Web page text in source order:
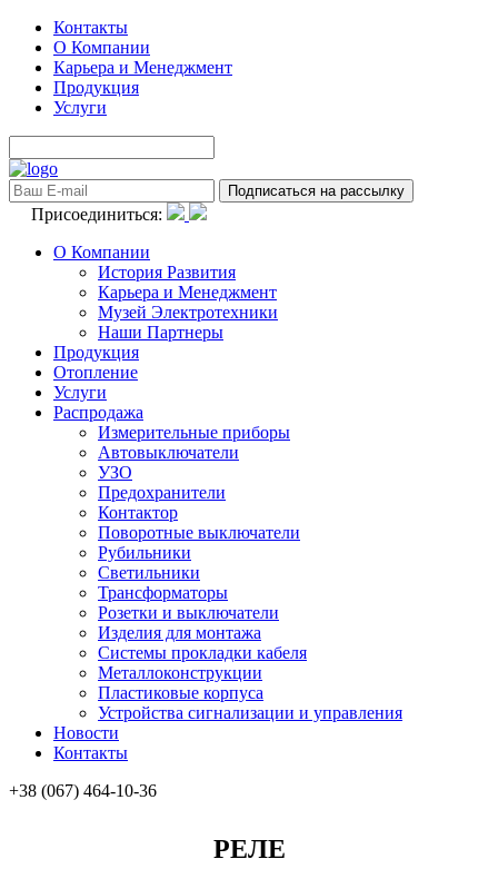
Контакты
О Компании
Карьера и Менеджмент
Продукция
Услуги
Присоединиться:
О Компании
История Развития
Карьера и Менеджмент
Музей Электротехники
Наши Партнеры
Продукция
Отопление
Услуги
Распродажа
Измерительные приборы
Автовыключатели
УЗО
Предохранители
Контактор
Поворотные выключатели
Рубильники
Светильники
Трансформаторы
Розетки и выключатели
Изделия для монтажа
Системы прокладки кабеля
Металлоконcтрукции
Пластиковые корпуса
Устройства сигнализации и управления
Новости
Контакты
+38 (067) 464-10-36
РЕЛЕ